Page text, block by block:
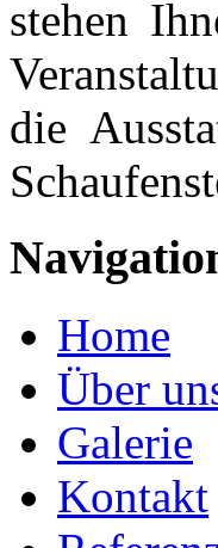
stehen
die
Home
Über
Galerie
Kontakt